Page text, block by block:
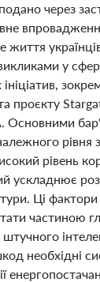
через
життя
у
проєкту
Основними
рівня
рівень
ускладнює
Ці
частиною
необхідні